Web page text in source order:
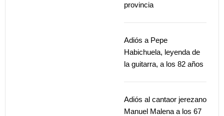
provincia
Adiós a Pepe
Habichuela, leyenda de
la guitarra, a los 82 años
Adiós al cantaor jerezano
Manuel Malena a los 67